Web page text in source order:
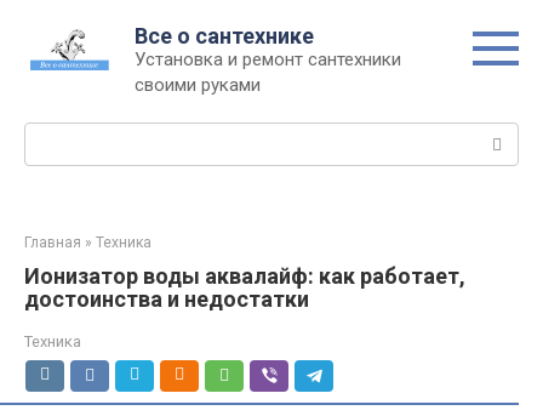
контенту
Все о сантехнике
Установка и ремонт сантехники
своими руками
Главная » Техника
Ионизатор воды аквалайф: как работает,
достоинства и недостатки
Техника